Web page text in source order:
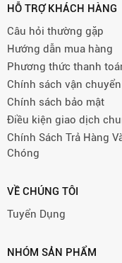
HỖ TRỢ KHÁCH HÀNG
Câu hỏi thường gặp
Hướng dẫn mua hàng
Phương thức thanh
Chính sách vận
Chính sách bảo mật
Điều kiện giao dịch
Chính Sách Trả Hàng
Chóng
VỀ CHÚNG TÔI
Tuyển Dụng
NHÓM SẢN PHẨM